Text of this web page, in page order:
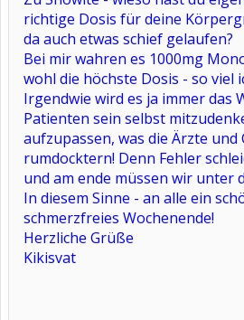
richtige Dosis für deine
da auch etwas schief gelaufen?
Bei mir wahren es 1000mg
wohl die höchste Dosis - so viel
Irgendwie wird es ja immer das
Patienten sein selbst
aufzupassen, was die Ärzte und
rumdocktern! Denn Fehler
und am ende müssen wir unter
In diesem Sinne - an alle ein
schmerzfreies Wochenende!
Herzliche Grüße
Kikisvat